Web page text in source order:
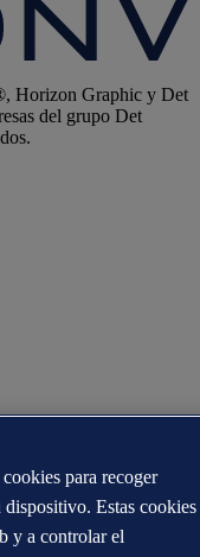
Horizon Graphic y Det
del grupo Det
para recoger
dispositivo. Estas cookies
y a controlar el